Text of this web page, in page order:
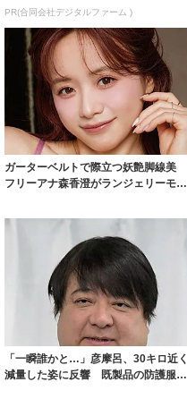
PR(合同会社デジタルファーム )
ガーターベルトで際立つ妖艶脚線美
フリーアナ森香澄がランジェリーモデ
「一瞬誰かと…」彦摩呂、30キロ近く
減量した姿に反響 既製品の防護服が